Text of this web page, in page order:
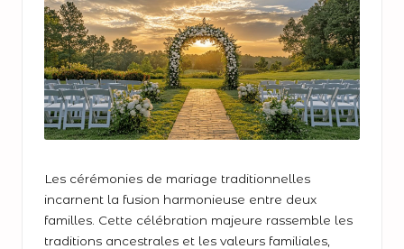
Les cérémonies de mariage traditionnelles
incarnent la fusion harmonieuse entre deux
familles. Cette célébration majeure rassemble les
traditions ancestrales et les valeurs familiales,